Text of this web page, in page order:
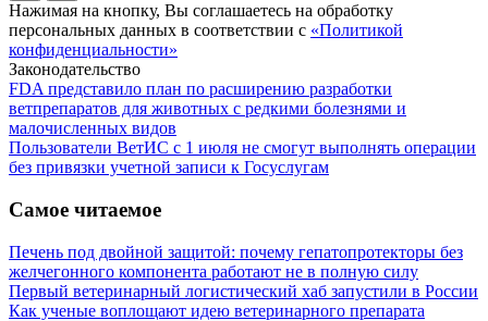
Нажимая на кнопку, Вы соглашаетесь на обработку
персональных данных в соответствии с «Политикой
конфиденциальности»
Законодательство
FDA представило план по расширению разработки
ветпрепаратов для животных с редкими болезнями и
малочисленных видов
Пользователи ВетИС с 1 июля не смогут выполнять операции
без привязки учетной записи к Госуслугам
Самое читаемое
Печень под двойной защитой: почему гепатопротекторы без
желчегонного компонента работают не в полную силу
Первый ветеринарный логистический хаб запустили в России
Как ученые воплощают идею ветеринарного препарата